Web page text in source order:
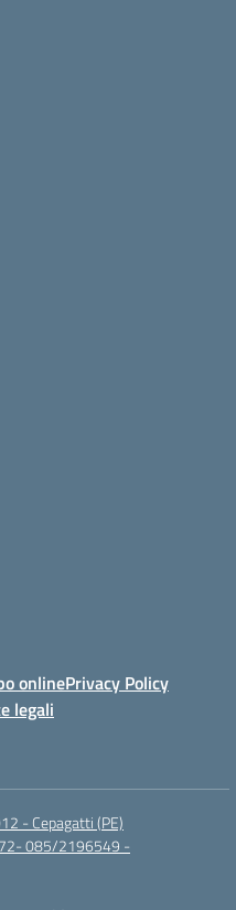
onlinePrivacy Policy
legali
- Cepagatti (PE)
085/2196549 -